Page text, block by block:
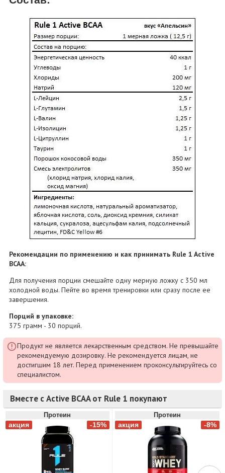
Рекомендации по применению и как принимать Rule 1 Active
BCAA:
Для получения порции смешайте одну мерную ложку с 350 мл
холодной воды. Пейте во время тренировки или сразу после ее
завершения.
Порций в упаковке:
375 грамм - 30 порций.
Продукт не является лекарственным средством. Не превышайте
рекомендуемую дозировку. Не рекомендуется лицам, не
достигшим 18 лет. Перед применением проконсультируйтесь со
специалистом.
Вместе с Active BCAA от Rule 1 покупают
Протеин Протеин